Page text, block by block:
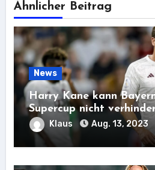
Ähnlicher Beitrag
News
Harry Kane kann
Supercup nicht
Klaus Aug. 13, 2023